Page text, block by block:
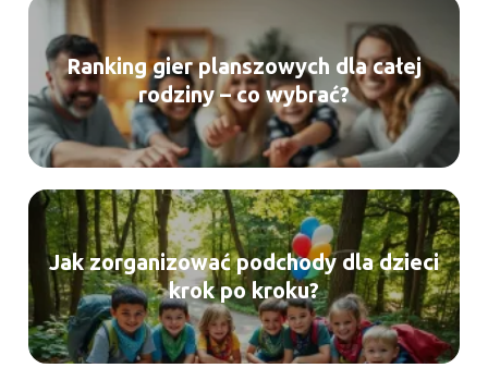
Ranking gier planszowych dla całej
rodziny – co wybrać?
Jak zorganizować podchody dla dzieci
krok po kroku?